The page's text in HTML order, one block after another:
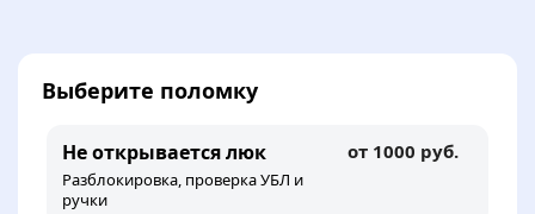
Выберите поломку
Не открывается люк
Разблокировка, проверка УБЛ и
ручки
от 1000 руб.